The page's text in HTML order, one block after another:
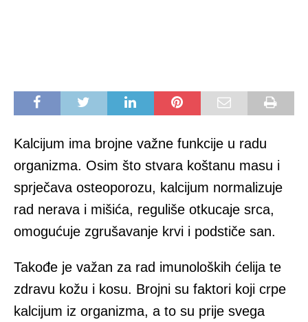
Kalcijum ima brojne važne funkcije u radu
organizma. Osim što stvara koštanu masu i
sprječava osteoporozu, kalcijum normalizuje
rad nerava i mišića, reguliše otkucaje srca,
omogućuje zgrušavanje krvi i podstiče san.
Takođe je važan za rad imunoloških ćelija te
zdravu kožu i kosu. Brojni su faktori koji crpe
kalcijum iz organizma, a to su prije svega